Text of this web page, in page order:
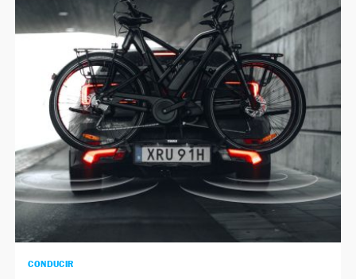
CONDUCIR